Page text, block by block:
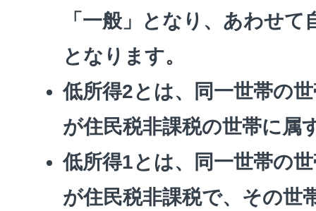
「一般」となり、あわせ
となります。
低所得2とは、同一世帯の
が住民税非課税の世帯に属
低所得1とは、同一世帯の
が住民税非課税で、その世